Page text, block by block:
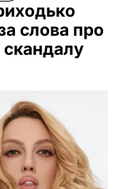
слова про
скандалу